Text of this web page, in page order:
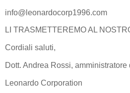
info@leonardocorp1996.com
LI TRASMETTEREMO AL
Cordiali saluti,
Dott. Andrea Rossi, amministratore
Leonardo Corporation